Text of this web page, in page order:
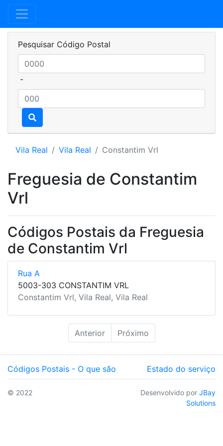
Pesquisar Código Postal
-
Vila Real Vila Real Constantim Vrl
Freguesia de Constantim
Vrl
Códigos Postais da Freguesia
de Constantim Vrl
Rua A
5003-303 CONSTANTIM VRL
Constantim Vrl, Vila Real, Vila Real
Anterior Próximo
Códigos Postais - O que são Estado do serviço
© 2022 Desenvolvido por JBay
Solutions